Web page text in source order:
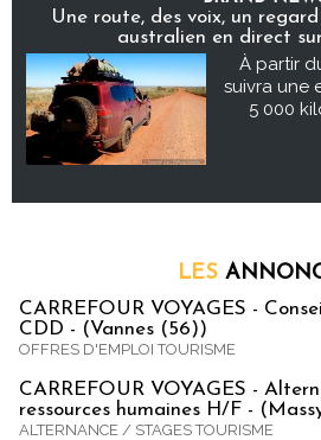
Une route, des voix, un
australien en direct
À partir
suivra une
5 000
LES
CARREFOUR VOYAGES -
CDD - (Vannes (56))
OFFRES D'EMPLOI TOURISME
CARREFOUR VOYAGES -
ressources humaines H/F -
ALTERNANCE / STAGES TOURISME